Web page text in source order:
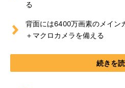
る
背面には6400万画素のメイン
＋マクロカメラを備える
続きを